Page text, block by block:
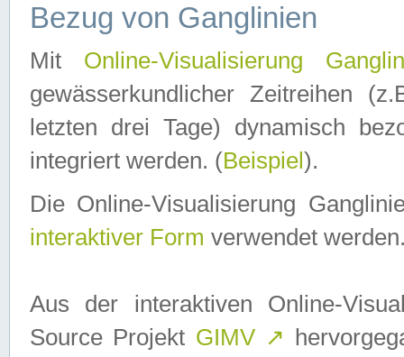
Bezug von Ganglinien
Mit Online-Visualisierung
gewässerkundlicher Zeitreihen
letzten drei Tage) dynamisch
integriert werden. (Beispiel ).
Die Online-Visualisierung
interaktiver Form verwendet
Aus der interaktiven Online-
Source Projekt GIMV ↗